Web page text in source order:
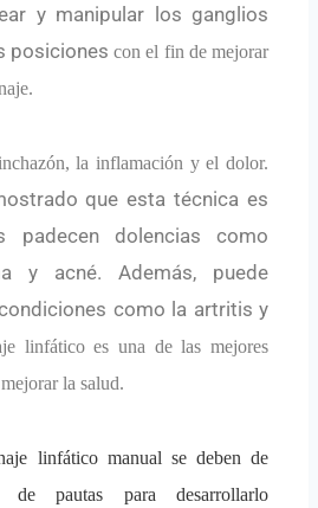
y manipular los ganglios
posiciones con el fin de mejorar
la inflamación y el dolor.
que esta técnica es
padecen dolencias como
y acné. Además, puede
como la artritis y
linfático es una de las mejores
la salud.
linfático manual se deben de
pautas para desarrollarlo